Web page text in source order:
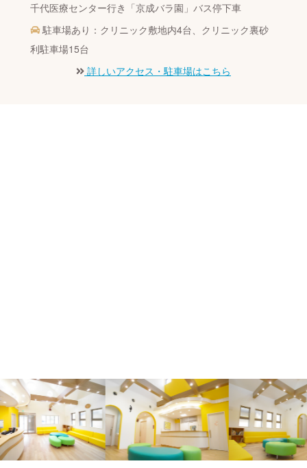
千代医療センター行き「京成バラ園」バス停下車
駐車場あり：クリニック敷地内4台、クリニック裏砂
利駐車場15台
詳しいアクセス・駐車場はこちら